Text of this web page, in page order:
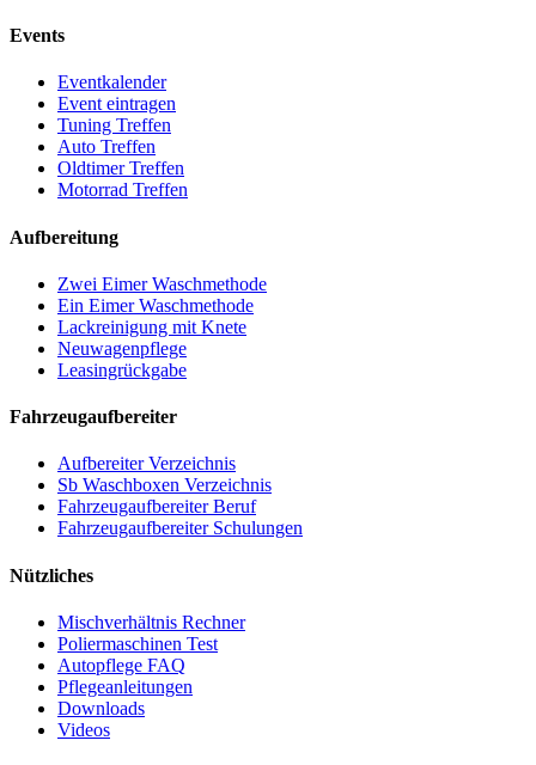
Events
Eventkalender
Event eintragen
Tuning Treffen
Auto Treffen
Oldtimer Treffen
Motorrad Treffen
Aufbereitung
Zwei Eimer Waschmethode
Ein Eimer Waschmethode
Lackreinigung mit Knete
Neuwagenpflege
Leasingrückgabe
Fahrzeugaufbereiter
Aufbereiter Verzeichnis
Sb Waschboxen Verzeichnis
Fahrzeugaufbereiter Beruf
Fahrzeugaufbereiter Schulungen
Nützliches
Mischverhältnis Rechner
Poliermaschinen Test
Autopflege FAQ
Pflegeanleitungen
Downloads
Videos